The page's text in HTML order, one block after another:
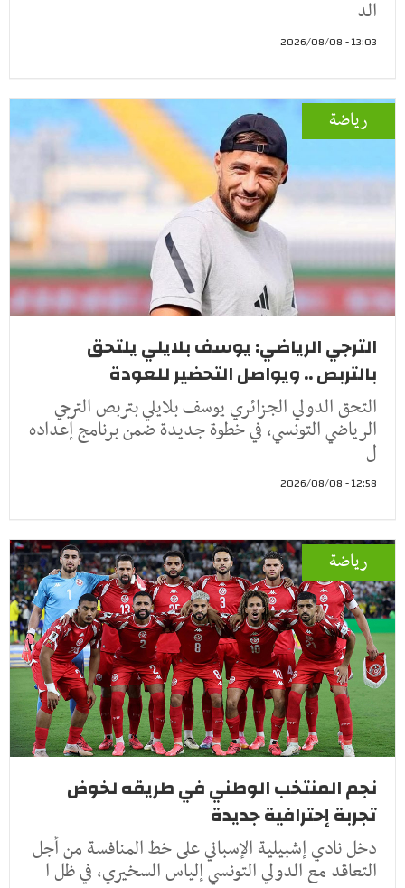
الد
13:03 - 2026/08/08
رياضة
الترجي الرياضي: يوسف بلايلي يلتحق
بالتربص .. ويواصل التحضير للعودة
التحق الدولي الجزائري يوسف بلايلي بتربص الترجي
الرياضي التونسي، في خطوة جديدة ضمن برنامج إعداده
ل
12:58 - 2026/08/08
رياضة
نجم المنتخب الوطني في طريقه لخوض
تجربة إحترافية جديدة
دخل نادي إشبيلية الإسباني على خط المنافسة من أجل
التعاقد مع الدولي التونسي إلياس السخيري، في ظل ا